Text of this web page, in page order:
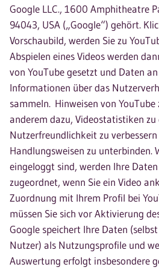
Google LLC., 1600 Amphitheatre
94043, USA („Google“) gehört.
Vorschaubild, werden Sie zu
Abspielen eines Videos werden
von YouTube gesetzt und Daten
Informationen über das
sammeln. Hinweisen von
anderem dazu, Videostatistiken zu
Nutzerfreundlichkeit zu
Handlungsweisen zu unterbinden.
eingeloggt sind, werden Ihre
zugeordnet, wenn Sie ein Video
Zuordnung mit Ihrem Profil bei
müssen Sie sich vor Aktivierung
Google speichert Ihre Daten
Nutzer) als Nutzungsprofile und
Auswertung erfolgt insbesondere